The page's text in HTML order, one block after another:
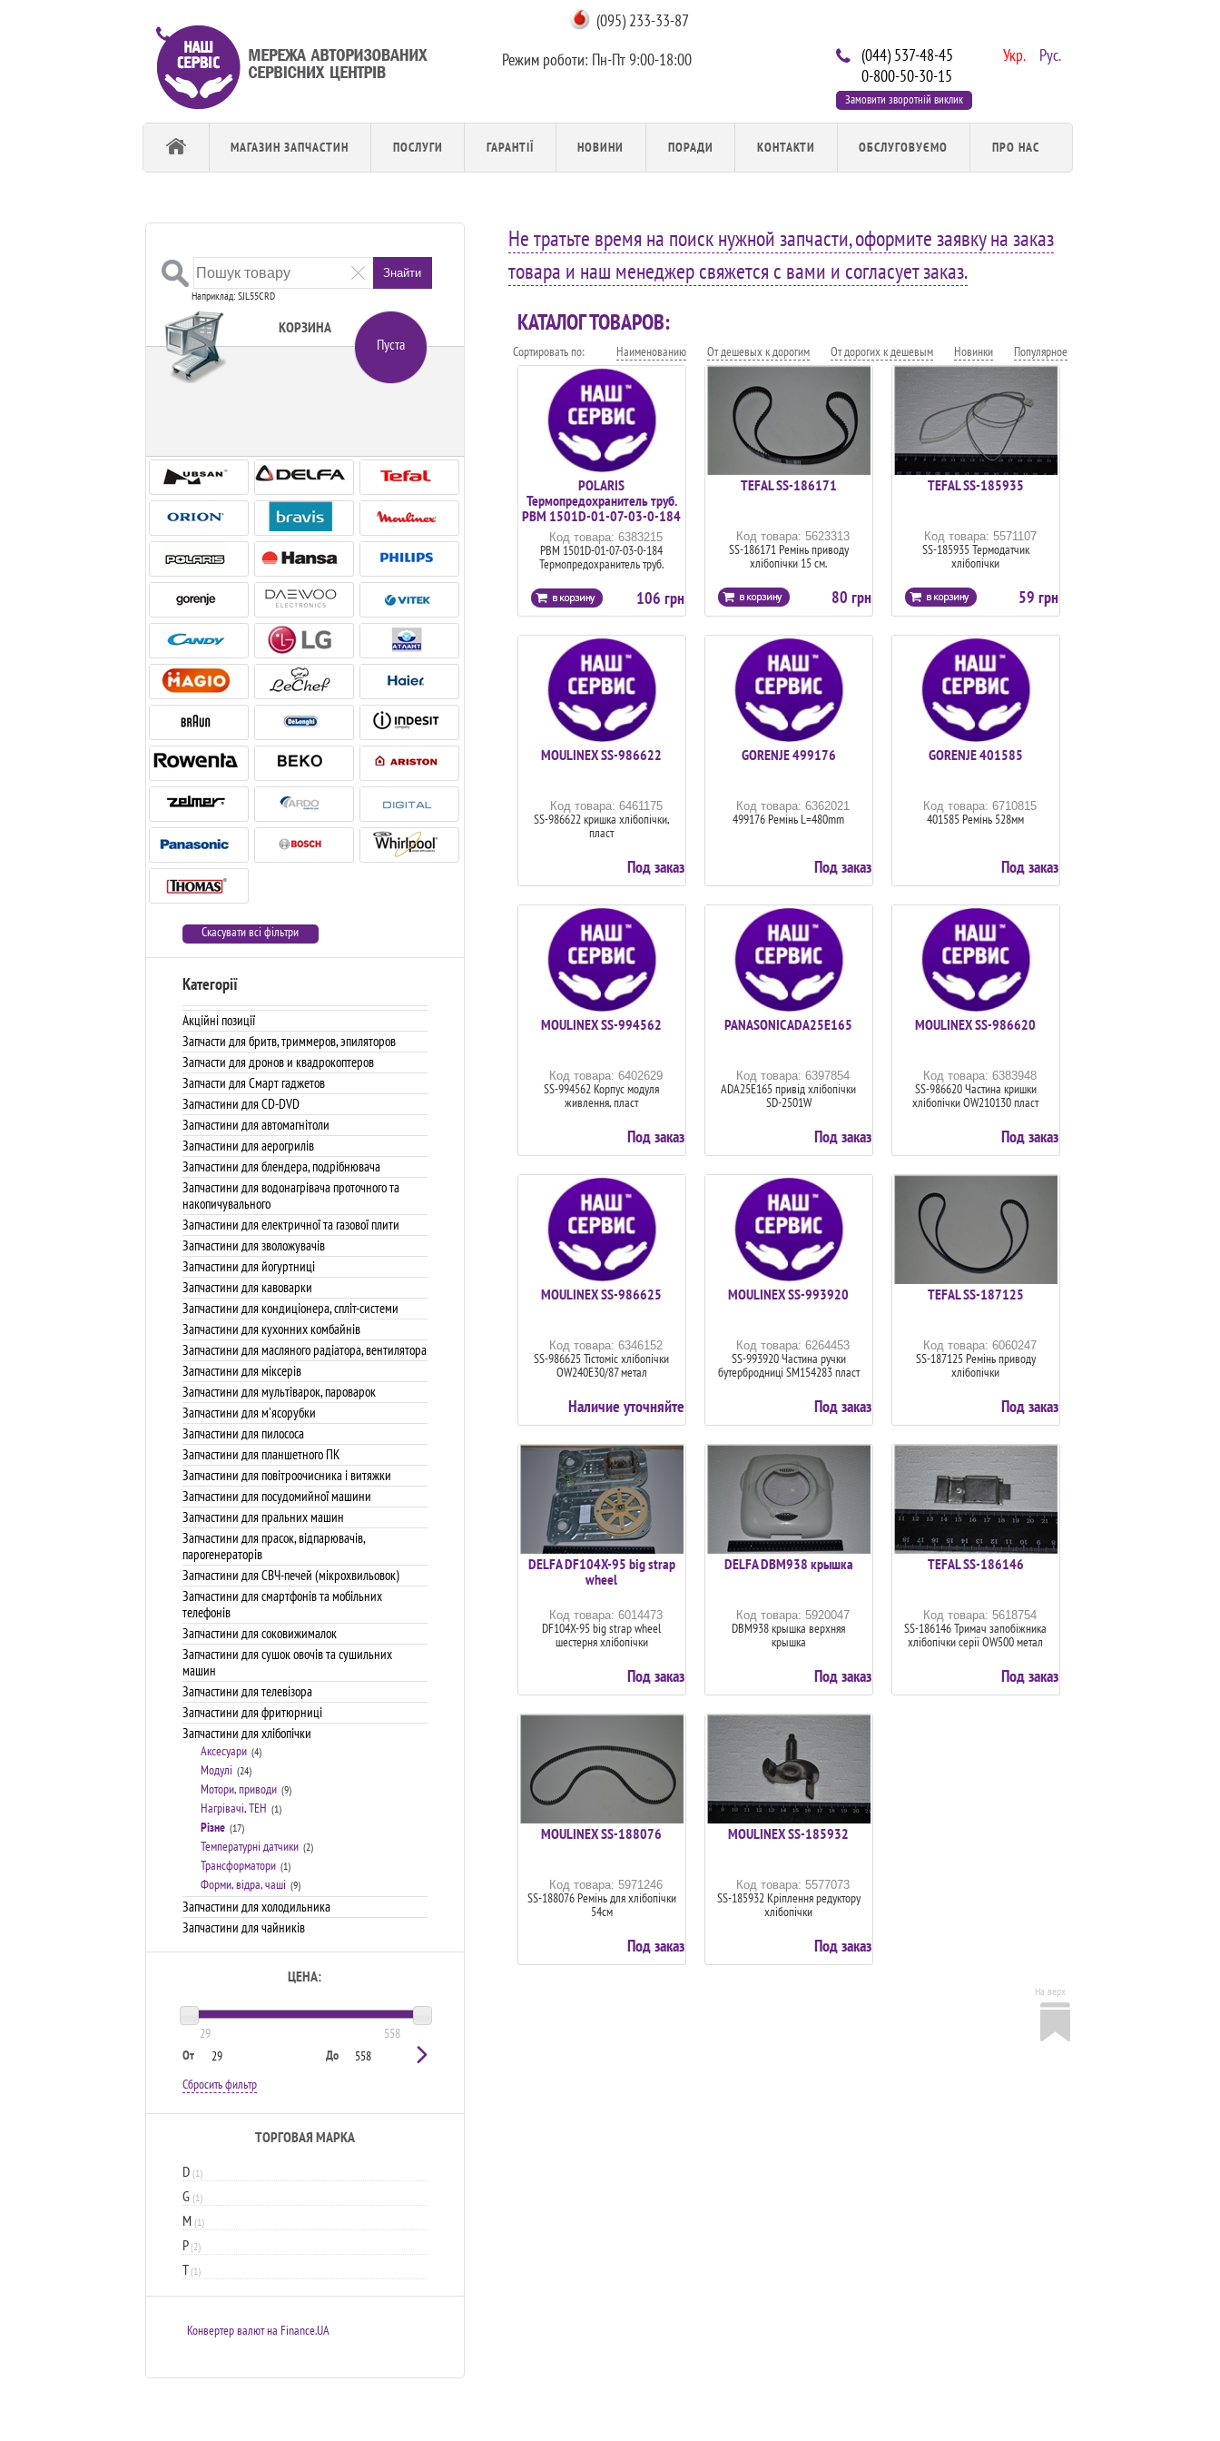
Укр. Рус.
(044) 537-48-45
0-800-50-30-15
Замовити зворотній виклик
(095) 233-33-87
Режим роботи: Пн-Пт 9:00-18:00
МАГАЗИН ЗАПЧАСТИН ПОСЛУГИ ГАРАНТІЇ НОВИНИ ПОРАДИ КОНТАКТИ ОБСЛУГОВУЄМО ПРО НАС
Не тратьте время на поиск нужной запчасти, оформите заявку на заказ
товара и наш менеджер свяжется с вами и согласует заказ.
КАТАЛОГ ТОВАРОВ:
Сортировать по: Наименованию От дешевых к дорогим От дорогих к дешевым Новинки Популярное
POLARIS
Термопредохранитель труб.
PBM 1501D-01-07-03-0-184
Код товара: 6383215
PBM 1501D-01-07-03-0-184
Термопредохранитель труб.
106 грн
TEFAL SS-186171
Код товара: 5623313
SS-186171 Ремінь приводу
хлібопічки 15 см.
80 грн
TEFAL SS-185935
Код товара: 5571107
SS-185935 Термодатчик
хлібопічки
59 грн
MOULINEX SS-986622
Код товара: 6461175
SS-986622 кришка хлібопічки,
пласт
Под заказ
GORENJE 499176
Код товара: 6362021
499176 Ремінь L=480mm
Под заказ
GORENJE 401585
Код товара: 6710815
401585 Ремінь 528мм
Под заказ
MOULINEX SS-994562
Код товара: 6402629
SS-994562 Корпус модуля
живлення, пласт
Под заказ
PANASONIC ADA25E165
Код товара: 6397854
ADA25E165 привід хлібопічки
SD-2501W
Под заказ
MOULINEX SS-986620
Код товара: 6383948
SS-986620 Частина кришки
хлібопічки OW210130 пласт
Под заказ
MOULINEX SS-986625
Код товара: 6346152
SS-986625 Тістоміс хлібопічки
OW240E30/87 метал
Наличие уточняйте
MOULINEX SS-993920
Код товара: 6264453
SS-993920 Частина ручки
бутербродниці SM154283 пласт
Под заказ
TEFAL SS-187125
Код товара: 6060247
SS-187125 Ремінь приводу
хлібопічки
Под заказ
DELFA DF104X-95 big strap
wheel
Код товара: 6014473
DF104X-95 big strap wheel
шестерня хлiбопiчки
Под заказ
DELFA DBM938 крышка
Код товара: 5920047
DBM938 крышка верхняя
крышка
Под заказ
TEFAL SS-186146
Код товара: 5618754
SS-186146 Тримач запобіжника
хлібопічки серії OW500 метал
Под заказ
MOULINEX SS-188076
Код товара: 5971246
SS-188076 Ремінь для хлібопічки
54см
Под заказ
MOULINEX SS-185932
Код товара: 5577073
SS-185932 Кріплення редуктору
хлібопічки
Под заказ
На верх
Наприклад: SJL55CRD
Знайти
КОРЗИНА
Пуста
Скасувати всі фільтри
Категорії
Акційні позиції
Запчасти для бритв, триммеров, эпиляторов
Запчасти для дронов и квадрокоптеров
Запчасти для Смарт гаджетов
Запчастини для CD-DVD
Запчастини для автомагнітоли
Запчастини для аерогрилів
Запчастини для блендера, подрібнювача
Запчастини для водонагрівача проточного та
накопичувального
Запчастини для електричної та газової плити
Запчастини для зволожувачів
Запчастини для йогуртниці
Запчастини для кавоварки
Запчастини для кондиціонера, спліт-системи
Запчастини для кухонних комбайнів
Запчастини для масляного радіатора, вентилятора
Запчастини для міксерів
Запчастини для мультіварок, пароварок
Запчастини для м'ясорубки
Запчастини для пилососа
Запчастини для планшетного ПК
Запчастини для повітроочисника і витяжки
Запчастини для посудомийної машини
Запчастини для пральних машин
Запчастини для прасок, відпарювачів,
парогенераторів
Запчастини для СВЧ-печей (мікрохвильовок)
Запчастини для смартфонів та мобільних
телефонів
Запчастини для соковижималок
Запчастини для сушок овочів та сушильних
машин
Запчастини для телевізора
Запчастини для фритюрниці
Запчастини для хлібопічки
Аксесуари (4)
Модулі (24)
Мотори, приводи (9)
Нагрівачі, ТЕН (1)
Різне (17)
Температурні датчики (2)
Трансформатори (1)
Форми, відра, чаші (9)
Запчастини для холодильника
Запчастини для чайників
ЦЕНА:
29
558
От
До
Сбросить фильтр
ТОРГОВАЯ МАРКА
D (1)
G (1)
M (1)
P(2)
T(1)
Конвертер валют на Finance.UA